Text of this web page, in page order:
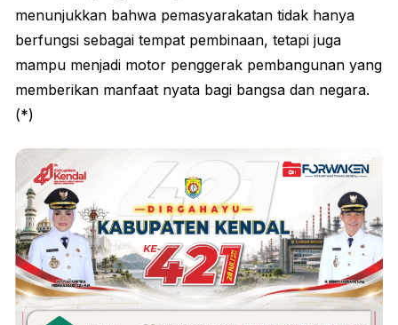
menunjukkan bahwa pemasyarakatan tidak hanya
berfungsi sebagai tempat pembinaan, tetapi juga
mampu menjadi motor penggerak pembangunan yang
memberikan manfaat nyata bagi bangsa dan negara.
(*)